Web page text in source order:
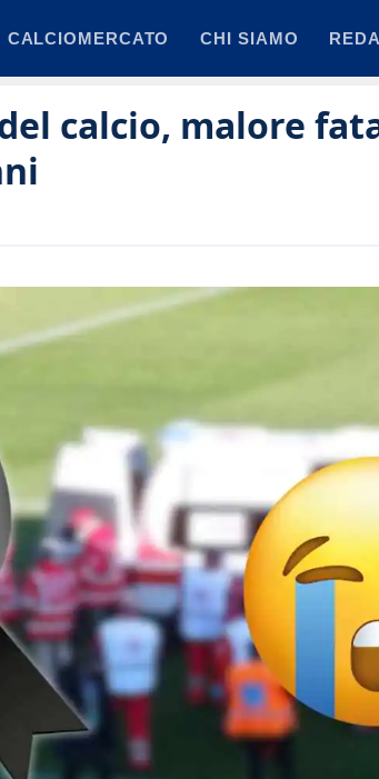
CALCIOMERCATO CHI SIAMO
calcio, malore